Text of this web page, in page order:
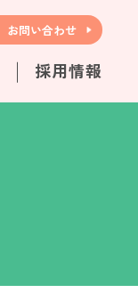
お問い合わせ
採用情報